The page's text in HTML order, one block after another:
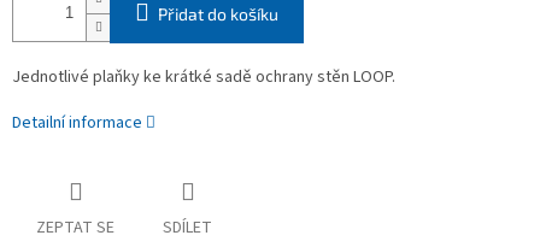
Přidat do košíku
Jednotlivé plaňky ke krátké sadě ochrany stěn LOOP.
Detailní informace
ZEPTAT SE SDÍLET